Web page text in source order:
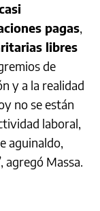
pagas,
libres
de
y a la realidad
no se están
laboral,
aguinaldo,
agregó Massa.